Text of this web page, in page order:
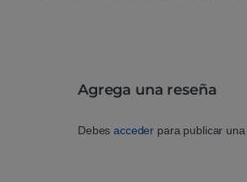
Agrega una reseña
Debesacceder para publicar